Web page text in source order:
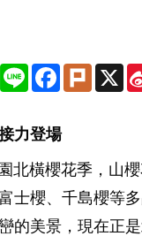
Line Facebook
Plurk X
力登場
北橫櫻花季，山
士櫻、千島櫻等
的美景，現在正